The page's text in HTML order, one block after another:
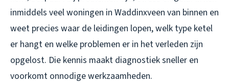
inmiddels veel woningen in Waddinxveen van binnen en
weet precies waar de leidingen lopen, welk type ketel
er hangt en welke problemen er in het verleden zijn
opgelost. Die kennis maakt diagnostiek sneller en
voorkomt onnodige werkzaamheden.